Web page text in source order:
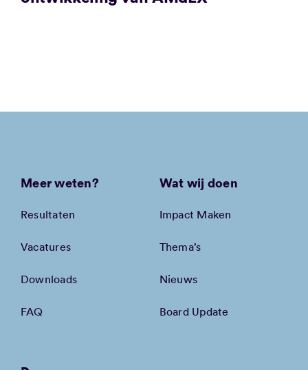
Meer weten?
Resultaten
Vacatures
Downloads
FAQ
Wat wij doen
Impact Maken
Thema’s
Nieuws
Board Update